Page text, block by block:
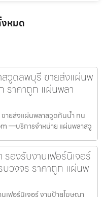
หมด
วูดลพบุรี ขายส่งแผ่นพ
ราคาถูก แผ่นพลา
ายส่งแผ่นพลาสวูดกันน้ำ ทน
—บริการจำหน่าย แผ่นพลาสวู
องรับงานเฟอร์นิเจอร์
วงจร ราคาถูก แผ่นพ
เฟอร์นิเจอร์ งานป้ายโฆษณา